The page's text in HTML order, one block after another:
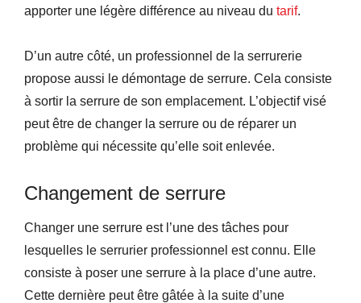
apporter une légère différence au niveau du tarif.
D’un autre côté, un professionnel de la serrurerie
propose aussi le démontage de serrure. Cela consiste
à sortir la serrure de son emplacement. L’objectif visé
peut être de changer la serrure ou de réparer un
problème qui nécessite qu’elle soit enlevée.
Changement de serrure
Changer une serrure est l’une des tâches pour
lesquelles le serrurier professionnel est connu. Elle
consiste à poser une serrure à la place d’une autre.
Cette dernière peut être gâtée à la suite d’une